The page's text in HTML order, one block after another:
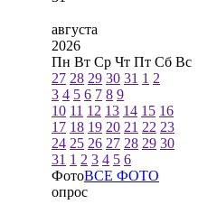
августа
2026
Пн Вт Ср Чт Пт Сб Вс
27 28 29 30 31 1 2
3 4 5 6 7 8 9
10 11 12 13 14 15 16
17 18 19 20 21 22 23
24 25 26 27 28 29 30
31 1 2 3 4 5 6
ФотоВСЕ ФОТО
опрос